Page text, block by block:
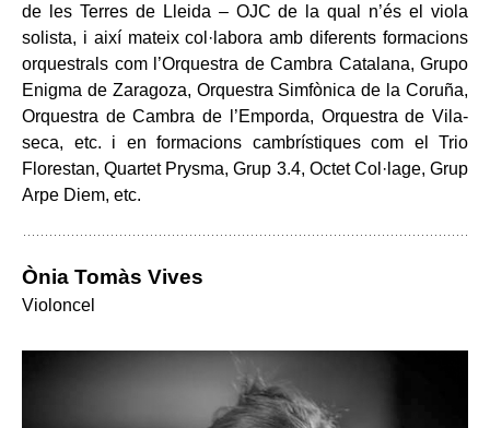
de les Terres de Lleida – OJC de la qual n’és el viola
solista, i així mateix col·labora amb diferents formacions
orquestrals com l’Orquestra de Cambra Catalana, Grupo
Enigma de Zaragoza, Orquestra Simfònica de la Coruña,
Orquestra de Cambra de l’Emporda, Orquestra de Vila-
seca, etc. i en formacions cambrístiques com el Trio
Florestan, Quartet Prysma, Grup 3.4, Octet Col·lage, Grup
Arpe Diem, etc.
Ònia Tomàs Vives
Violoncel